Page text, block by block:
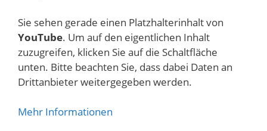
Sie sehen gerade einen Platzhalterinhalt von
YouTube. Um auf den eigentlichen Inhalt
zuzugreifen, klicken Sie auf die Schaltfläche
unten. Bitte beachten Sie, dass dabei Daten an
Drittanbieter weitergegeben werden.
Mehr Informationen